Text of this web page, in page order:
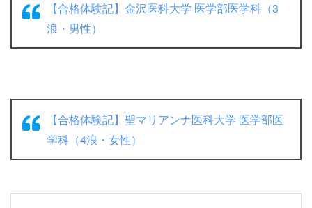
【合格体験記】金沢医科大学 医学部医学科（3
浪・男性）
【合格体験記】聖マリアンナ医科大学 医学部医
学科（4浪・女性）